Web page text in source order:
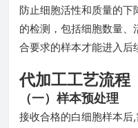
防止细胞活性和质量的
的检测，包括细胞数量
合要求的样本才能进入后
代加工工艺流程
（一）样本预处理
接收合格的白细胞样本后